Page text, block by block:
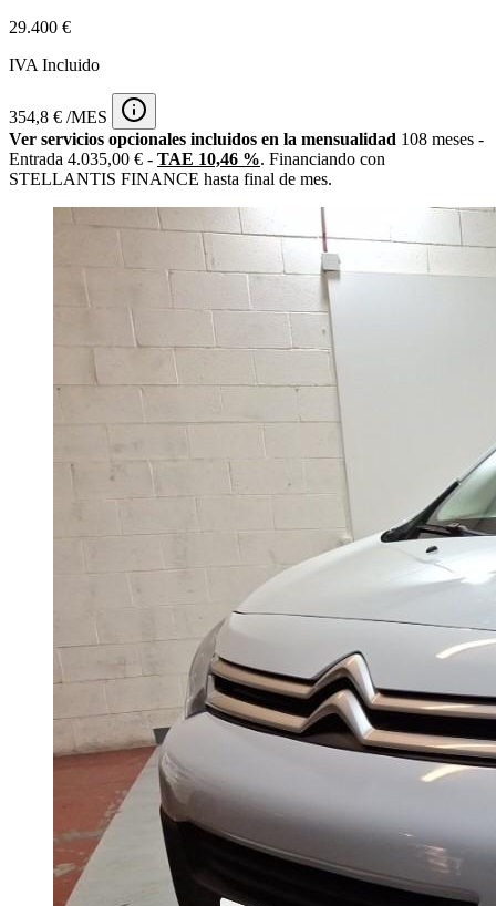
29.400 €
IVA Incluido
354,8 € /MES
Ver servicios opcionales incluidos en la mensualidad 108 meses -
Entrada 4.035,00 € - TAE 10,46 %. Financiando con
STELLANTIS FINANCE hasta final de mes.